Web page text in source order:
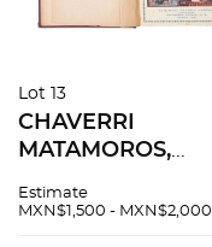
Lot 13
CHAVERRI
MATAMOROS,
VERDADERO
Estimate
MXN$1,500 - MXN$2,000